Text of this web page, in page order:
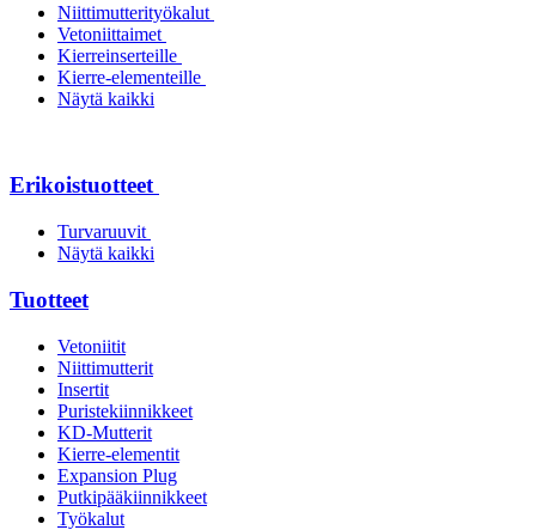
Niittimutterityökalut
Vetoniittaimet
Kierreinserteille
Kierre-elementeille
Näytä kaikki
Erikoistuotteet
Turvaruuvit
Näytä kaikki
Tuotteet
Vetoniitit
Niittimutterit
Insertit
Puristekiinnikkeet
KD-Mutterit
Kierre-elementit
Expansion Plug
Putkipääkiinnikkeet
Työkalut